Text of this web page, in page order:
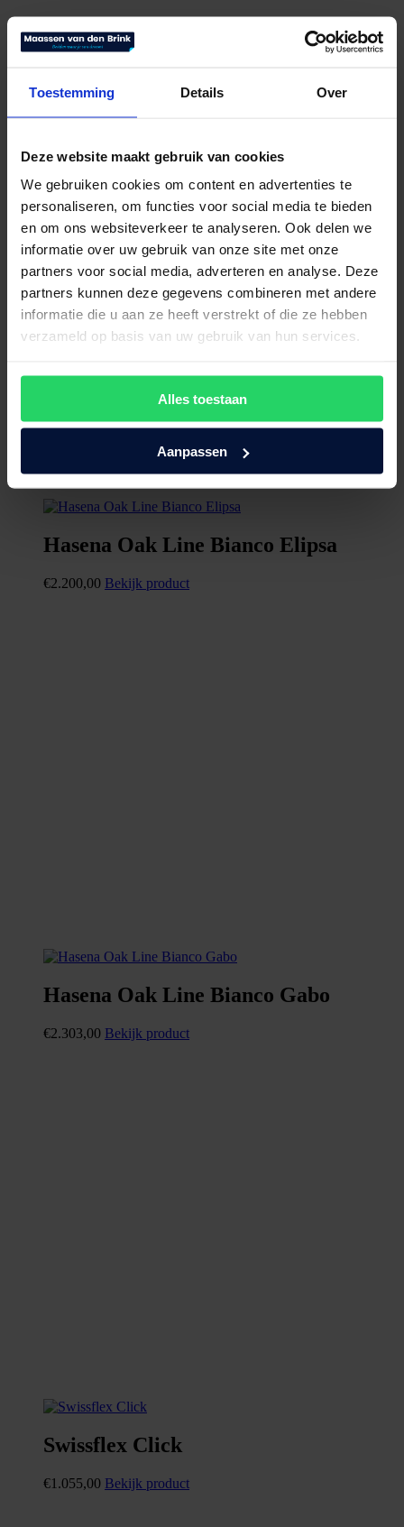
Toestemming Details Over
Deze website maakt gebruik van cookies
We gebruiken cookies om content en advertenties te
personaliseren, om functies voor social media te bieden
en om ons websiteverkeer te analyseren. Ook delen we
informatie over uw gebruik van onze site met onze
partners voor social media, adverteren en analyse. Deze
partners kunnen deze gegevens combineren met andere
informatie die u aan ze heeft verstrekt of die ze hebben
verzameld op basis van uw gebruik van hun services.
Alles toestaan
Aanpassen
Hasena Oak Line Bianco Edda
Hasena Oak Line Bianco Elipsa
€2.200,00 Bekijk product
Hasena Oak Line Bianco Gabo
€2.303,00 Bekijk product
Swissflex Click
€1.055,00 Bekijk product